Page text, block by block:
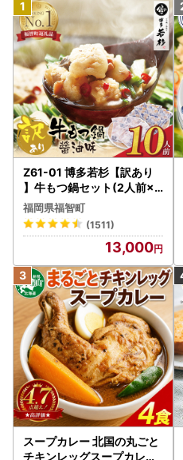
Z61-01 博多若杉【訳あり
】牛もつ鍋セット(2人前×5
) 10人前 もつ鍋
福岡県福智町
(1511)
13,000
スープカレー 北国の丸ごと
チキンレッグスープカレー